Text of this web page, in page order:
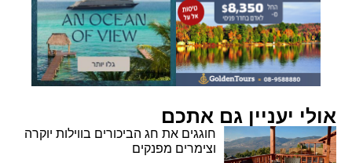
אולי יעניין גם אתכם
חוגגים את חג הביכורים בווילות יוקרה
וצימרים מפנקים